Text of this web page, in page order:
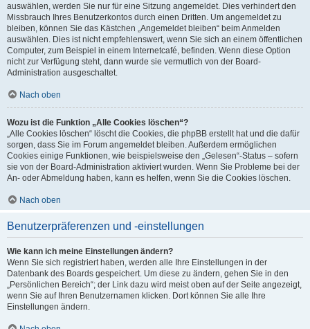
auswählen, werden Sie nur für eine Sitzung angemeldet. Dies verhindert den
Missbrauch Ihres Benutzerkontos durch einen Dritten. Um angemeldet zu
bleiben, können Sie das Kästchen „Angemeldet bleiben“ beim Anmelden
auswählen. Dies ist nicht empfehlenswert, wenn Sie sich an einem öffentlichen
Computer, zum Beispiel in einem Internetcafé, befinden. Wenn diese Option
nicht zur Verfügung steht, dann wurde sie vermutlich von der Board-
Administration ausgeschaltet.
Nach oben
Wozu ist die Funktion „Alle Cookies löschen“?
„Alle Cookies löschen“ löscht die Cookies, die phpBB erstellt hat und die dafür
sorgen, dass Sie im Forum angemeldet bleiben. Außerdem ermöglichen
Cookies einige Funktionen, wie beispielsweise den „Gelesen“-Status – sofern
sie von der Board-Administration aktiviert wurden. Wenn Sie Probleme bei der
An- oder Abmeldung haben, kann es helfen, wenn Sie die Cookies löschen.
Nach oben
Benutzerpräferenzen und -einstellungen
Wie kann ich meine Einstellungen ändern?
Wenn Sie sich registriert haben, werden alle Ihre Einstellungen in der
Datenbank des Boards gespeichert. Um diese zu ändern, gehen Sie in den
„Persönlichen Bereich“; der Link dazu wird meist oben auf der Seite angezeigt,
wenn Sie auf Ihren Benutzernamen klicken. Dort können Sie alle Ihre
Einstellungen ändern.